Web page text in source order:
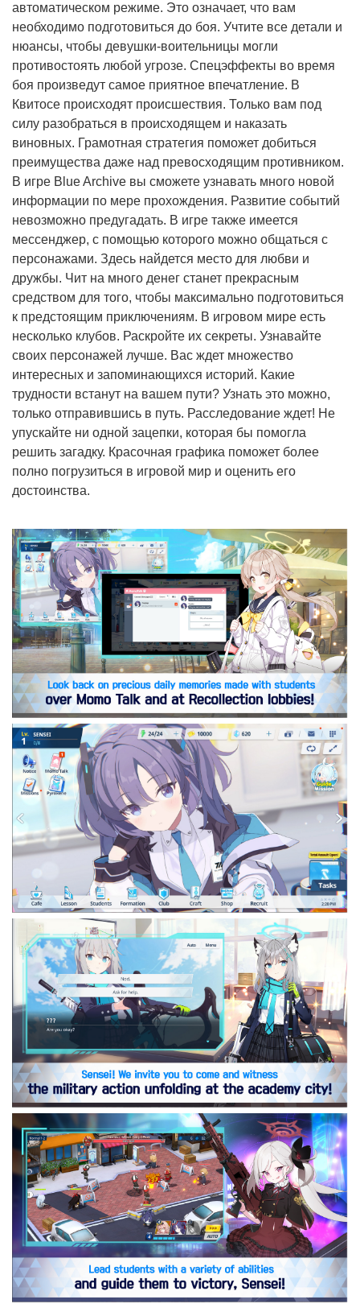
автоматическом режиме. Это означает, что вам
необходимо подготовиться до боя. Учтите все детали и
нюансы, чтобы девушки-воительницы могли
противостоять любой угрозе. Спецэффекты во время
боя произведут самое приятное впечатление. В
Квитосе происходят происшествия. Только вам под
силу разобраться в происходящем и наказать
виновных. Грамотная стратегия поможет добиться
преимущества даже над превосходящим противником.
В игре Blue Archive вы сможете узнавать много новой
информации по мере прохождения. Развитие событий
невозможно предугадать. В игре также имеется
мессенджер, с помощью которого можно общаться с
персонажами. Здесь найдется место для любви и
дружбы. Чит на много денег станет прекрасным
средством для того, чтобы максимально подготовиться
к предстоящим приключениям. В игровом мире есть
несколько клубов. Раскройте их секреты. Узнавайте
своих персонажей лучше. Вас ждет множество
интересных и запоминающихся историй. Какие
трудности встанут на вашем пути? Узнать это можно,
только отправившись в путь. Расследование ждет! Не
упускайте ни одной зацепки, которая бы помогла
решить загадку. Красочная графика поможет более
полно погрузиться в игровой мир и оценить его
достоинства.